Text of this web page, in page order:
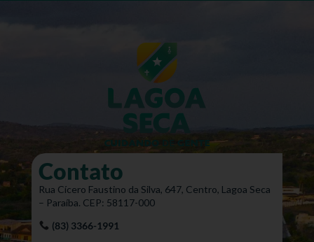
Contato
Rua Cícero Faustino da Silva, 647, Centro, Lagoa Seca
– Paraíba. CEP: 58117-000
(83) 3366-1991